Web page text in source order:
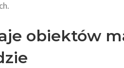
obiektów